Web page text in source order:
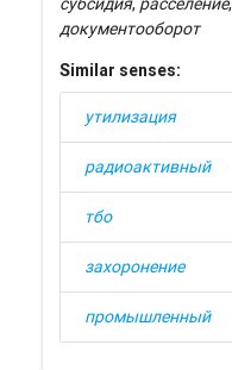
документооборот
Similar senses:
утилизация
радиоактивный
тбо
захоронение
промышленный